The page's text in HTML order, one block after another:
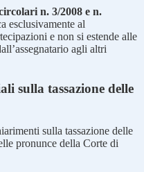
n. 3/2008 e n.
esclusivamente al
e non si estende alle
agli altri
sulla tassazione delle
sulla tassazione delle
pronunce della Corte di